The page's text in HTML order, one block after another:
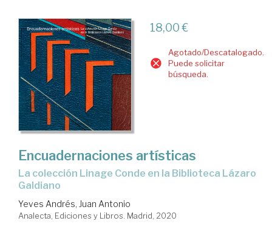
18,00 €
Agotado/Descatalogado.
Puede solicitar
búsqueda.
Encuadernaciones artísticas
La colección Linage Conde en la Biblioteca Lázaro
Galdiano
Yeves Andrés, Juan Antonio
Analecta, Ediciones y Libros. Madrid, 2020